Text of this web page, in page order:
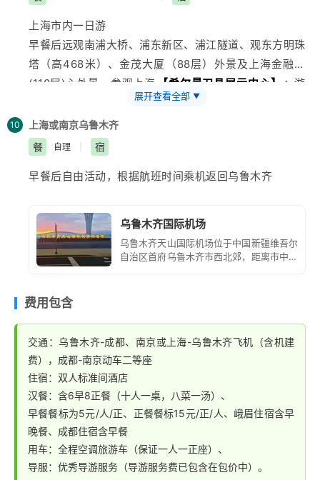
之一【梅坞问茶】
常年草木繁盛，峰峦叠翠，即使数九寒冬，也不掩如春天
气象。梅家坞盛产茶叶，为“西湖龙井”中的珍品。
赴桐乡（车程约1.5小时），参观
体展现蚕桑文化，集蚕桑文化观光体验区、休闲商务区为
一体。
游览千年水乡、 似水年华的拍摄地—
【乌镇东栅】（门
票须现付导游100元/人、游览1.5-2小时左右）:作为典型
风貌和格局； 逢源姐妹廊桥，财神湾、江南百床馆等。
车赴上海(车程约2.5小时)。游览
上海市内一日游
早餐后远观南浦大桥、浦东新区、浦江隧道、观东方明珠
塔（高468米）、金茂大厦（88层）外景及上海金融中
(110层)心外景，参观上海
【希尔曼刀具展示中心】
；游
览上海的文化窗口万国博览建筑群—
（上海象征，黄埔公园、黄浦江风光、万国建筑博览
等）。后漫步于中华商业第一街—
约1.5小时)，感受上海日新月异的商业文化与当年拍摄三
毛流浪记的缩影。
展开查看全部 ▼
10 上海或南京乌鲁木齐
餐
自理 宿
早餐后自由活动，根据航班时间乘机返回乌鲁木齐
乌鲁木齐国际机场
乌鲁木齐天山国际机场位于中国新疆维吾尔
自治区首府乌鲁木齐市西北郊，距离市中心
费用包含
交通：乌鲁木齐-成都、南京或上海-乌鲁木齐飞机（含机建
费），成都-南京动车二等座
住宿：双人标准间酒店
汉餐：含6早8正餐（十人一桌，八菜一汤）、
早餐餐标为5元/人/正、正餐餐标15元/正/人、峨眉住宿含早
晚餐、成都住宿含早餐
用车：全程空调旅游车（保证一人一正座）、
导服：优秀导游服务（导游服务费已包含在包价中）。